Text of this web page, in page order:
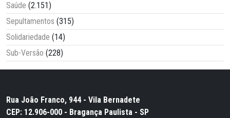
Saúde (2.151)
Sepultamentos (315)
Solidariedade (14)
Sub-Versão (228)
Rua João Franco, 944 - Vila Bernadete
CEP: 12.906-000 - Bragança Paulista - SP